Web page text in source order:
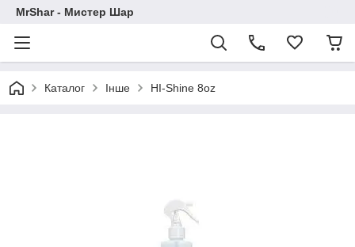
MrShar - Мистер Шар
Каталог Інше HI-Shine 8oz